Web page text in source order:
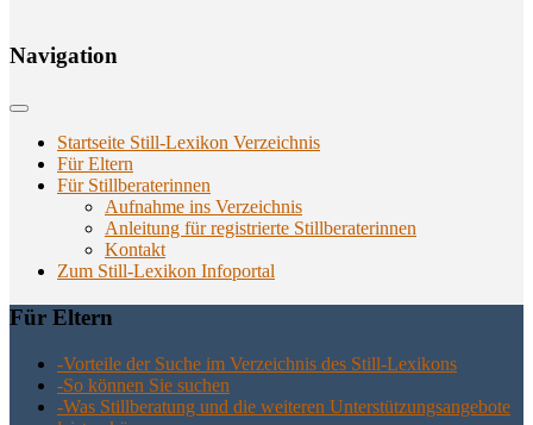
Navi­ga­ti­on
Startseite Still-Lexikon Verzeichnis
Für Eltern
Für Stillberaterinnen
Aufnahme ins Verzeichnis
Anlei­tung für regis­trier­te Stillberaterinnen
Kon­takt
Zum Still-Lexikon Infoportal
Für Eltern
-Vor­tei­le der Suche im Ver­zeich­nis des Still-Lexikons
-So kön­nen Sie suchen
-Was Still­be­ra­tung und die wei­te­ren Unter­stüt­zungs­an­ge­bo­te